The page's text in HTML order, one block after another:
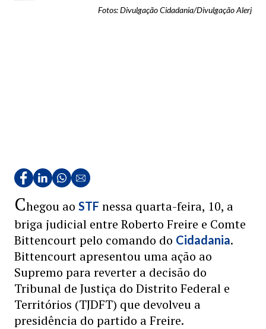
Fotos: Divulgação Cidadania/Divulgação Alerj
Chegou ao STF nessa quarta-feira, 10, a
briga judicial entre Roberto Freire e Comte
Bittencourt pelo comando do Cidadania.
Bittencourt apresentou uma ação ao
Supremo para reverter a decisão do
Tribunal de Justiça do Distrito Federal e
Territórios (TJDFT) que devolveu a
presidência do partido a Freire.